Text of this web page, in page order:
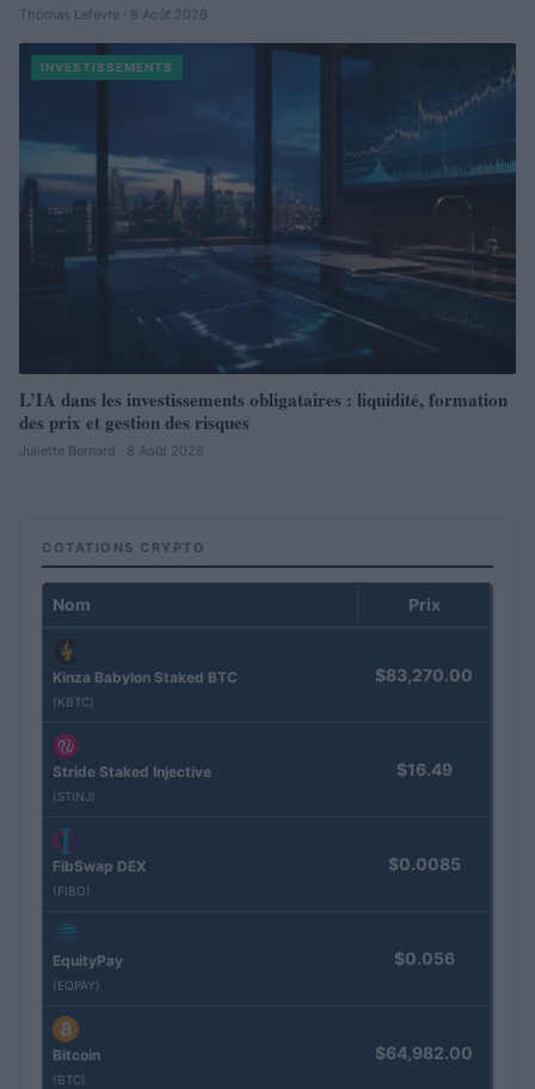
Thomas Lefevre · 8 Août 2026
INVESTISSEMENTS
L’IA dans les investissements obligataires : liquidité, formation
des prix et gestion des risques
Juliette Bernard · 8 Août 2026
COTATIONS CRYPTO
Nom Prix
Kinza Babylon Staked BTC
(KBTC)
$83,270.00
Stride Staked Injective
(STINJ)
$16.49
FibSwap DEX
(FIBO)
$0.0085
EquityPay
(EQPAY)
$0.056
Bitcoin
(BTC)
$64,982.00